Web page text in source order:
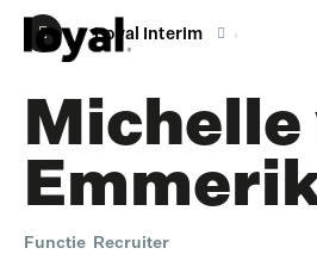
Loyal Interim
Michelle
Functie Recruiter